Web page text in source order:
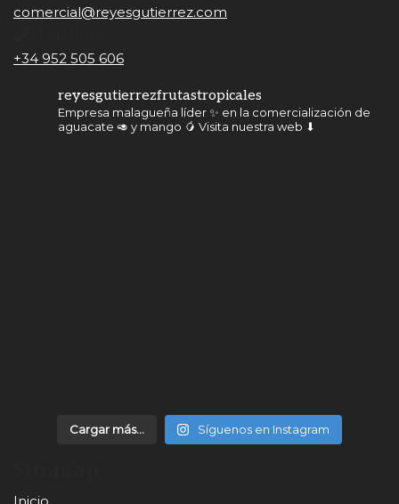
comercial@reyesgutierrez.com
+34 952 505 606
reyesgutierrezfrutastropicales
Empresa malagueña líder ✨ en la comercialización de
aguacate 🥑 y mango 🥭 Visita nuestra web ⬇
Cargar más... Síguenos en Instagram